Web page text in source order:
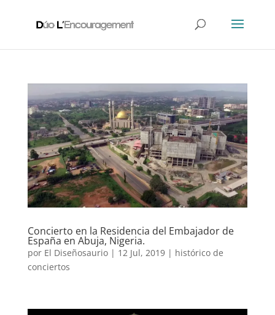
Concierto en la Residencia del Embajador de
España en Abuja, Nigeria.
por El Diseñosaurio| 12 Jul, 2019| histórico de
conciertos